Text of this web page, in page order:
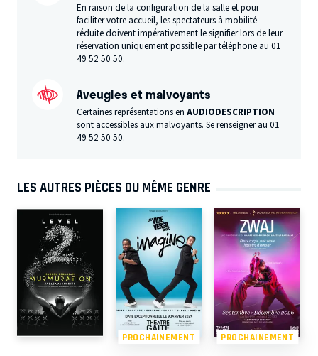
En raison de la configuration de la salle et pour
faciliter votre accueil, les spectateurs à mobilité
réduite doivent impérativement le signifier lors de leur
réservation uniquement possible par téléphone au 01
49 52 50 50.
Aveugles et malvoyants
Certaines représentations enAUDIODESCRIPTION
sont accessibles aux malvoyants. Se renseigner au 01
49 52 50 50.
LES AUTRES PIÈCES DU MÊME GENRE
PROCHAINEMENT PROCHAINEMENT